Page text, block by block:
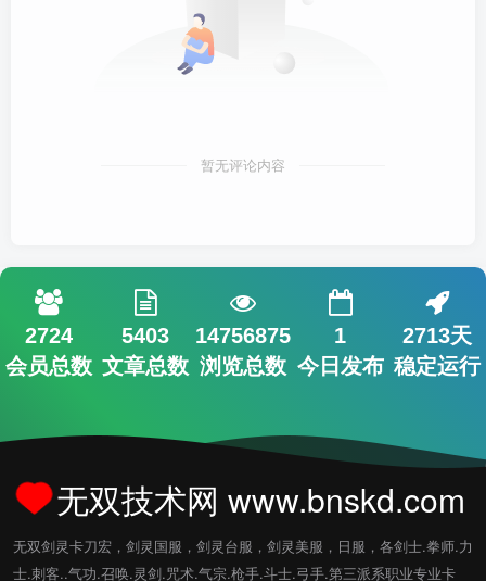
暂无评论内容
2724
会员总数
5403
文章总数
14756875
浏览总数
1
今日发布
2713天
稳定运行
无双技术网 www.bnskd.com
无双剑灵卡刀宏，剑灵国服，剑灵台服，剑灵美服，日服，各剑士.拳师.力
士.刺客..气功.召唤.灵剑.咒术.气宗.枪手.斗士.弓手.第三派系职业专业卡